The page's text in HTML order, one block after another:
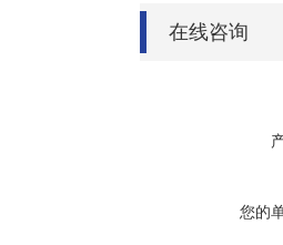
在线咨询
您的